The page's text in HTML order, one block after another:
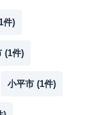
件)
(1件)
小平市 (1件)